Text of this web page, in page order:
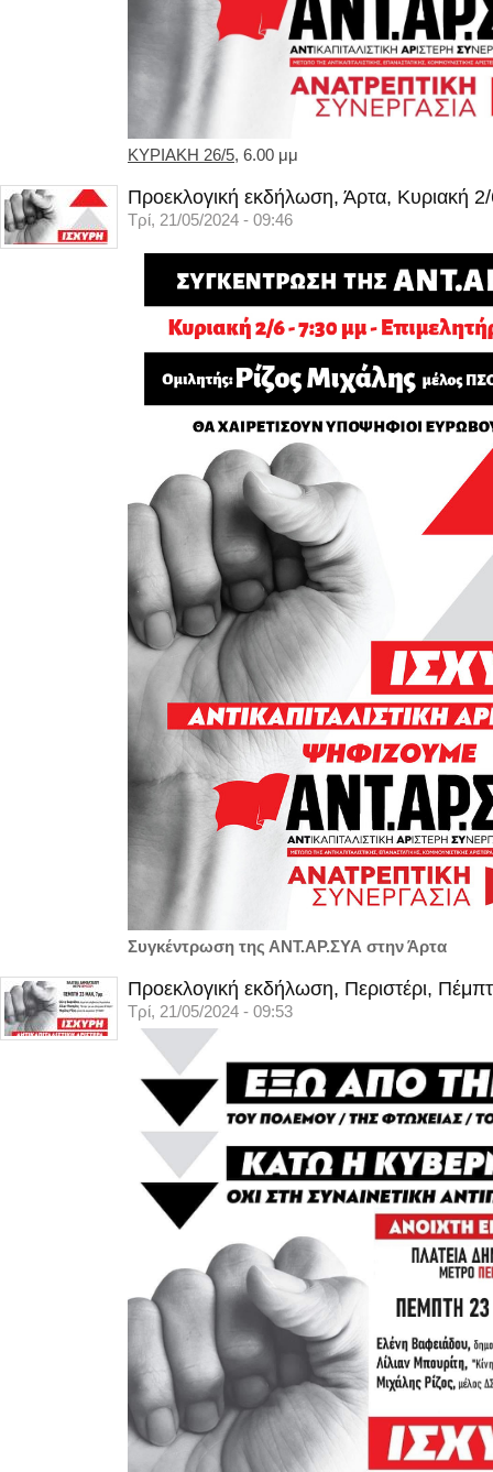
ΚΥΡΙΑΚΗ 26/5, 6.00 μμ
Προεκλογική εκδήλωση, Άρτα, Κυριακή
Τρί, 21/05/2024 - 09:46
Συγκέντρωση της ΑΝΤ.ΑΡ.ΣΥΑ στην Άρτα
Προεκλογική εκδήλωση, Περιστέρι,
Τρί, 21/05/2024 - 09:53